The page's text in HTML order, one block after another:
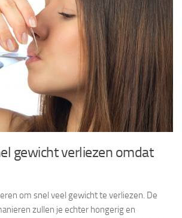
gewicht verliezen omdat
om snel veel gewicht te verliezen. De
zullen je echter hongerig en